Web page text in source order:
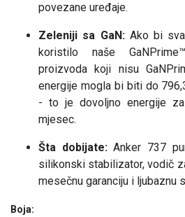
povezane uređaje.
Zeleniji sa GaN:Ako bi
koristilo naše
proizvoda koji nisu
energije mogla bi biti do
- to je dovoljno energije za
mjesec.
Šta dobijate:Anker 737
silikonski stabilizator, vodič
mesečnu garanciju i ljubaznu
Boja: